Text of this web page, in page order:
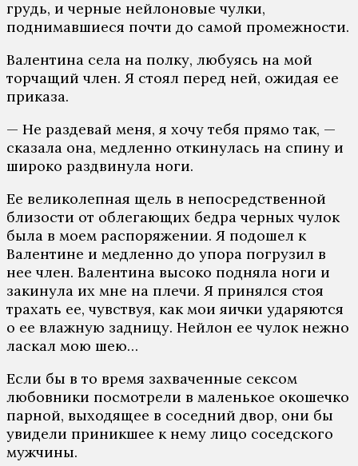
грудь, и черные нейлоновые чулки,
поднимавшиеся почти до самой промежности.
Валентина села на полку, любуясь на мой
торчащий член. Я стоял перед ней, ожидая ее
приказа.
— Не раздевай меня, я хочу тебя прямо так, —
сказала она, медленно откинулась на спину и
широко раздвинула ноги.
Ее великолепная щель в непосредственной
близости от облегающих бедра черных чулок
была в моем распоряжении. Я подошел к
Валентине и медленно до упора погрузил в
нее член. Валентина высоко подняла ноги и
закинула их мне на плечи. Я принялся стоя
трахать ее, чувствуя, как мои яички ударяются
о ее влажную задницу. Нейлон ее чулок нежно
ласкал мою шею…
Если бы в то время захваченные сексом
любовники посмотрели в маленькое окошечко
парной, выходящее в соседний двор, они бы
увидели приникшее к нему лицо соседского
мужчины.